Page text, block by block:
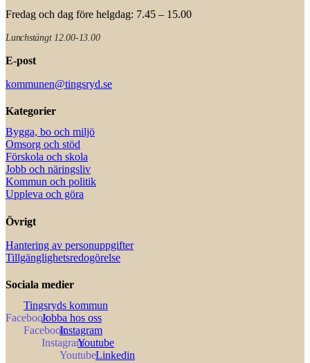
Fredag och dag före helgdag: 7.45 – 15.00
Lunchstängt 12.00-13.00
E-post
kommunen@tingsryd.se
Kategorier
Bygga, bo och miljö
Omsorg och stöd
Förskola och skola
Jobb och näringsliv
Kommun och politik
Uppleva och göra
Övrigt
Hantering av personuppgifter
Tillgänglighetsredogörelse
Sociala medier
Tingsryds kommun
Jobba hos oss
Instagram
Youtube
Linkedin